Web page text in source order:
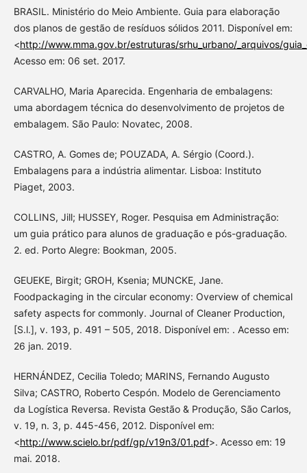
BRASIL. Ministério do Meio Ambiente. Guia para elaboração
dos planos de gestão de resíduos sólidos 2011. Disponível em:
<http://www.mma.gov.br/estruturas/srhu_urbano/_arquivos/
Acesso em: 06 set. 2017.
CARVALHO, Maria Aparecida. Engenharia de embalagens:
uma abordagem técnica do desenvolvimento de projetos de
embalagem. São Paulo: Novatec, 2008.
CASTRO, A. Gomes de; POUZADA, A. Sérgio (Coord.).
Embalagens para a indústria alimentar. Lisboa: Instituto
Piaget, 2003.
COLLINS, Jill; HUSSEY, Roger. Pesquisa em Administração:
um guia prático para alunos de graduação e pós-graduação.
2. ed. Porto Alegre: Bookman, 2005.
GEUEKE, Birgit; GROH, Ksenia; MUNCKE, Jane.
Foodpackaging in the circular economy: Overview of chemical
safety aspects for commonly. Journal of Cleaner Production,
[S.l.], v. 193, p. 491 – 505, 2018. Disponível em: . Acesso em:
26 jan. 2019.
HERNÁNDEZ, Cecilia Toledo; MARINS, Fernando Augusto
Silva; CASTRO, Roberto Cespón. Modelo de Gerenciamento
da Logística Reversa. Revista Gestão & Produção, São Carlos,
v. 19, n. 3, p. 445-456, 2012. Disponível em:
<http://www.scielo.br/pdf/gp/v19n3/01.pdf>. Acesso em: 19
mai. 2018.